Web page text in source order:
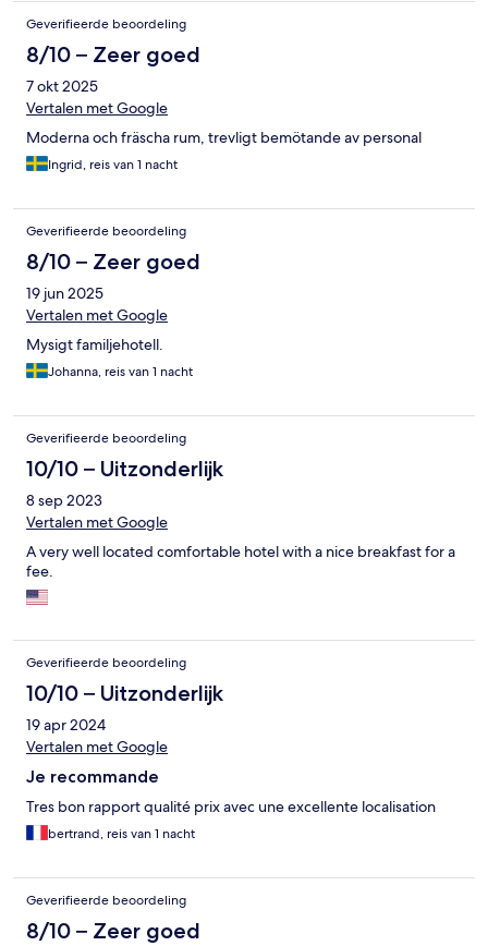
Geverifieerde beoordeling
8/10 – Zeer goed
7 okt 2025
Vertalen met Google
Moderna och fräscha rum, trevligt bemötande av personal
Ingrid, reis van 1 nacht
Geverifieerde beoordeling
8/10 – Zeer goed
19 jun 2025
Vertalen met Google
Mysigt familjehotell.
Johanna, reis van 1 nacht
Geverifieerde beoordeling
10/10 – Uitzonderlijk
8 sep 2023
Vertalen met Google
A very well located comfortable hotel with a nice breakfast for a
fee.
Geverifieerde beoordeling
10/10 – Uitzonderlijk
19 apr 2024
Vertalen met Google
Je recommande
Tres bon rapport qualité prix avec une excellente localisation
bertrand, reis van 1 nacht
Geverifieerde beoordeling
8/10 – Zeer goed